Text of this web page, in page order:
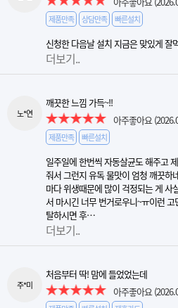
제품만족 상담만족 빠른설치
신청한 다음날 설치 지금은 맞있게 잘
더보기..
노*연
깨끗한 느낌 가득~!!
아주좋아요
제품만족 빠른설치
일주일에 한번씩 자동살균도 해주고
줘서 그런지 유독 물맛이 엄청 깨끗하
마다 위생때문에 많이 걱정되는 게 사
서 마시긴 너무 번거로우니~ㅠ이런
탈하시면 후…
더보기..
주*미
처음부터 딱! 맘에 들었었는데
아주좋아요